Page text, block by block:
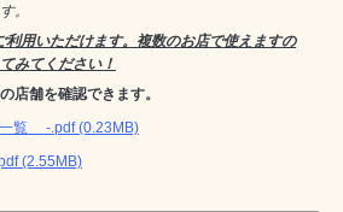
。
用いただけます。複数のお店で使えますの
みてください！
店舗を確認できます。
一覧 -.pdf(0.23MB)
(2.55MB)